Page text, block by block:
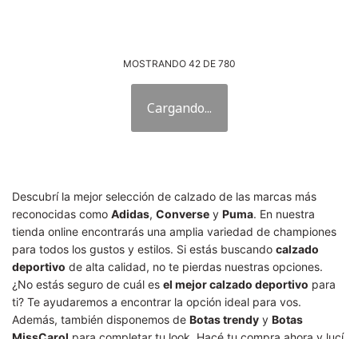
MOSTRANDO 42DE 780
Descubrí la mejor selección de calzado de las marcas más
reconocidas como Adidas, Converse y Puma. En nuestra
tienda online encontrarás una amplia variedad de championes
para todos los gustos y estilos. Si estás buscando calzado
deportivo de alta calidad, no te pierdas nuestras opciones.
¿No estás seguro de cuál es el mejor calzado deportivo para
ti? Te ayudaremos a encontrar la opción ideal para vos.
Además, también disponemos de Botas trendy y Botas